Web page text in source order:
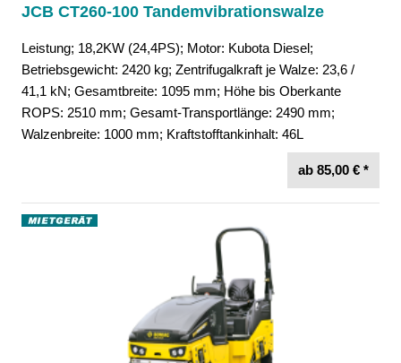
JCB CT260-100 Tandemvibrationswalze
Leistung; 18,2KW (24,4PS); Motor: Kubota Diesel;
Betriebsgewicht: 2420 kg; Zentrifugalkraft je Walze: 23,6 /
41,1 kN; Gesamtbreite: 1095 mm; Höhe bis Oberkante
ROPS: 2510 mm; Gesamt-Transportlänge: 2490 mm;
Walzenbreite: 1000 mm; Kraftstofftankinhalt: 46L
ab 85,00 € *